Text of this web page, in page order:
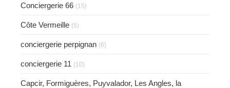
Conciergerie 66 (15)
Côte Vermeille (5)
conciergerie perpignan (6)
conciergerie 11 (10)
Capcir, Formiguères, Puyvalador, Les Angles, la